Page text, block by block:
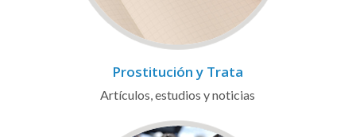
Prostitución y Trata
Artículos, estudios y noticias